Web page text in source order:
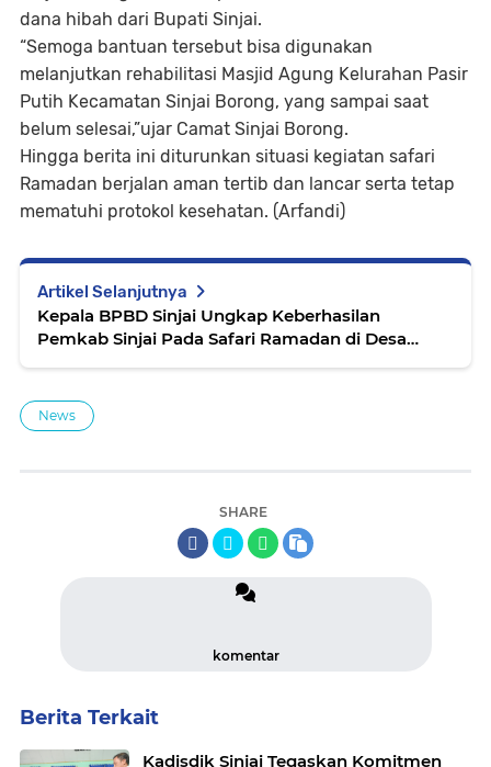
dana hibah dari Bupati Sinjai.
“Semoga bantuan tersebut bisa digunakan
melanjutkan rehabilitasi Masjid Agung Kelurahan Pasir
Putih Kecamatan Sinjai Borong, yang sampai saat
belum selesai,”ujar Camat Sinjai Borong.
Hingga berita ini diturunkan situasi kegiatan safari
Ramadan berjalan aman tertib dan lancar serta tetap
mematuhi protokol kesehatan. (Arfandi)
Artikel Selanjutnya
Kepala BPBD Sinjai Ungkap Keberhasilan
Pemkab Sinjai Pada Safari Ramadan di Desa
News
SHARE
komentar
Berita Terkait
Kadisdik Sinjai Tegaskan Komitmen